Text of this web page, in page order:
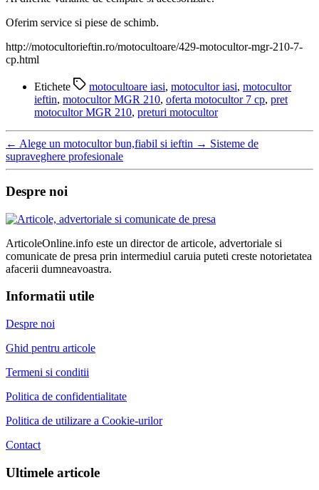
Oferim service si piese de schimb.
http://motocultorieftin.ro/motocultoare/429-motocultor-mgr-210-7-
cp.html
Etichete motocultoare iasi, motocultor iasi, motocultor
ieftin, motocultor MGR 210, oferta motocultor 7 cp, pret
motocultor MGR 210, preturi motocultor
← Alege un motocultor bun,fiabil si ieftin → Sisteme de
supraveghere profesionale
Despre noi
ArticoleOnline.info este un director de articole, advertoriale si
comunicate de presa prin intermediul caruia puteti creste notorietatea
afacerii dumneavoastra.
Informatii utile
Despre noi
Ghid pentru articole
Termeni si conditii
Politica de confidentialitate
Politica de utilizare a Cookie-urilor
Contact
Ultimele articole